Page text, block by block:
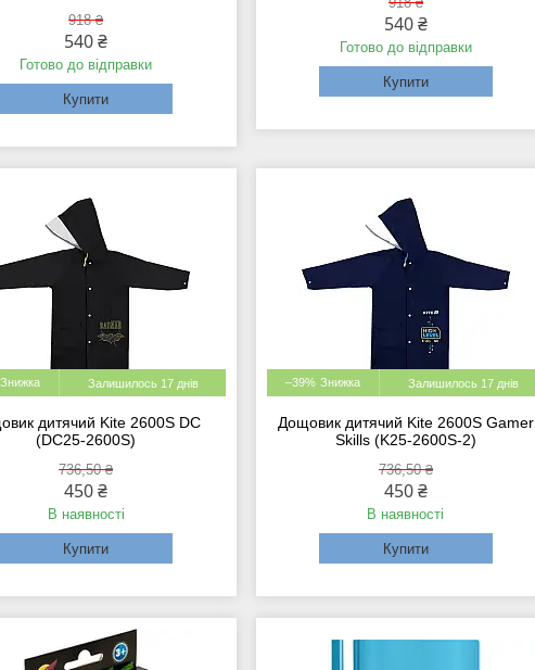
918 ₴
540 ₴
Готово до відправки
Купити
540 ₴
Готово до відправки
Купити
Залишилось 17 днів
дитячий Kite 2600S DC
(DC25-2600S)
736,50 ₴
450 ₴
В наявності
Купити
–39% Залишилось 17 днів
Дощовик дитячий Kite 2600S Gamer
Skills (K25-2600S-2)
736,50 ₴
450 ₴
В наявності
Купити